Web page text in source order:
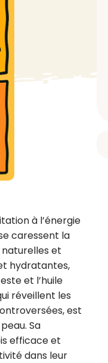
Spray corporel
à l’énergie
caressent la
et
hydratantes,
et l’huile
réveillent les
est
Sa
efficace et
dans leur